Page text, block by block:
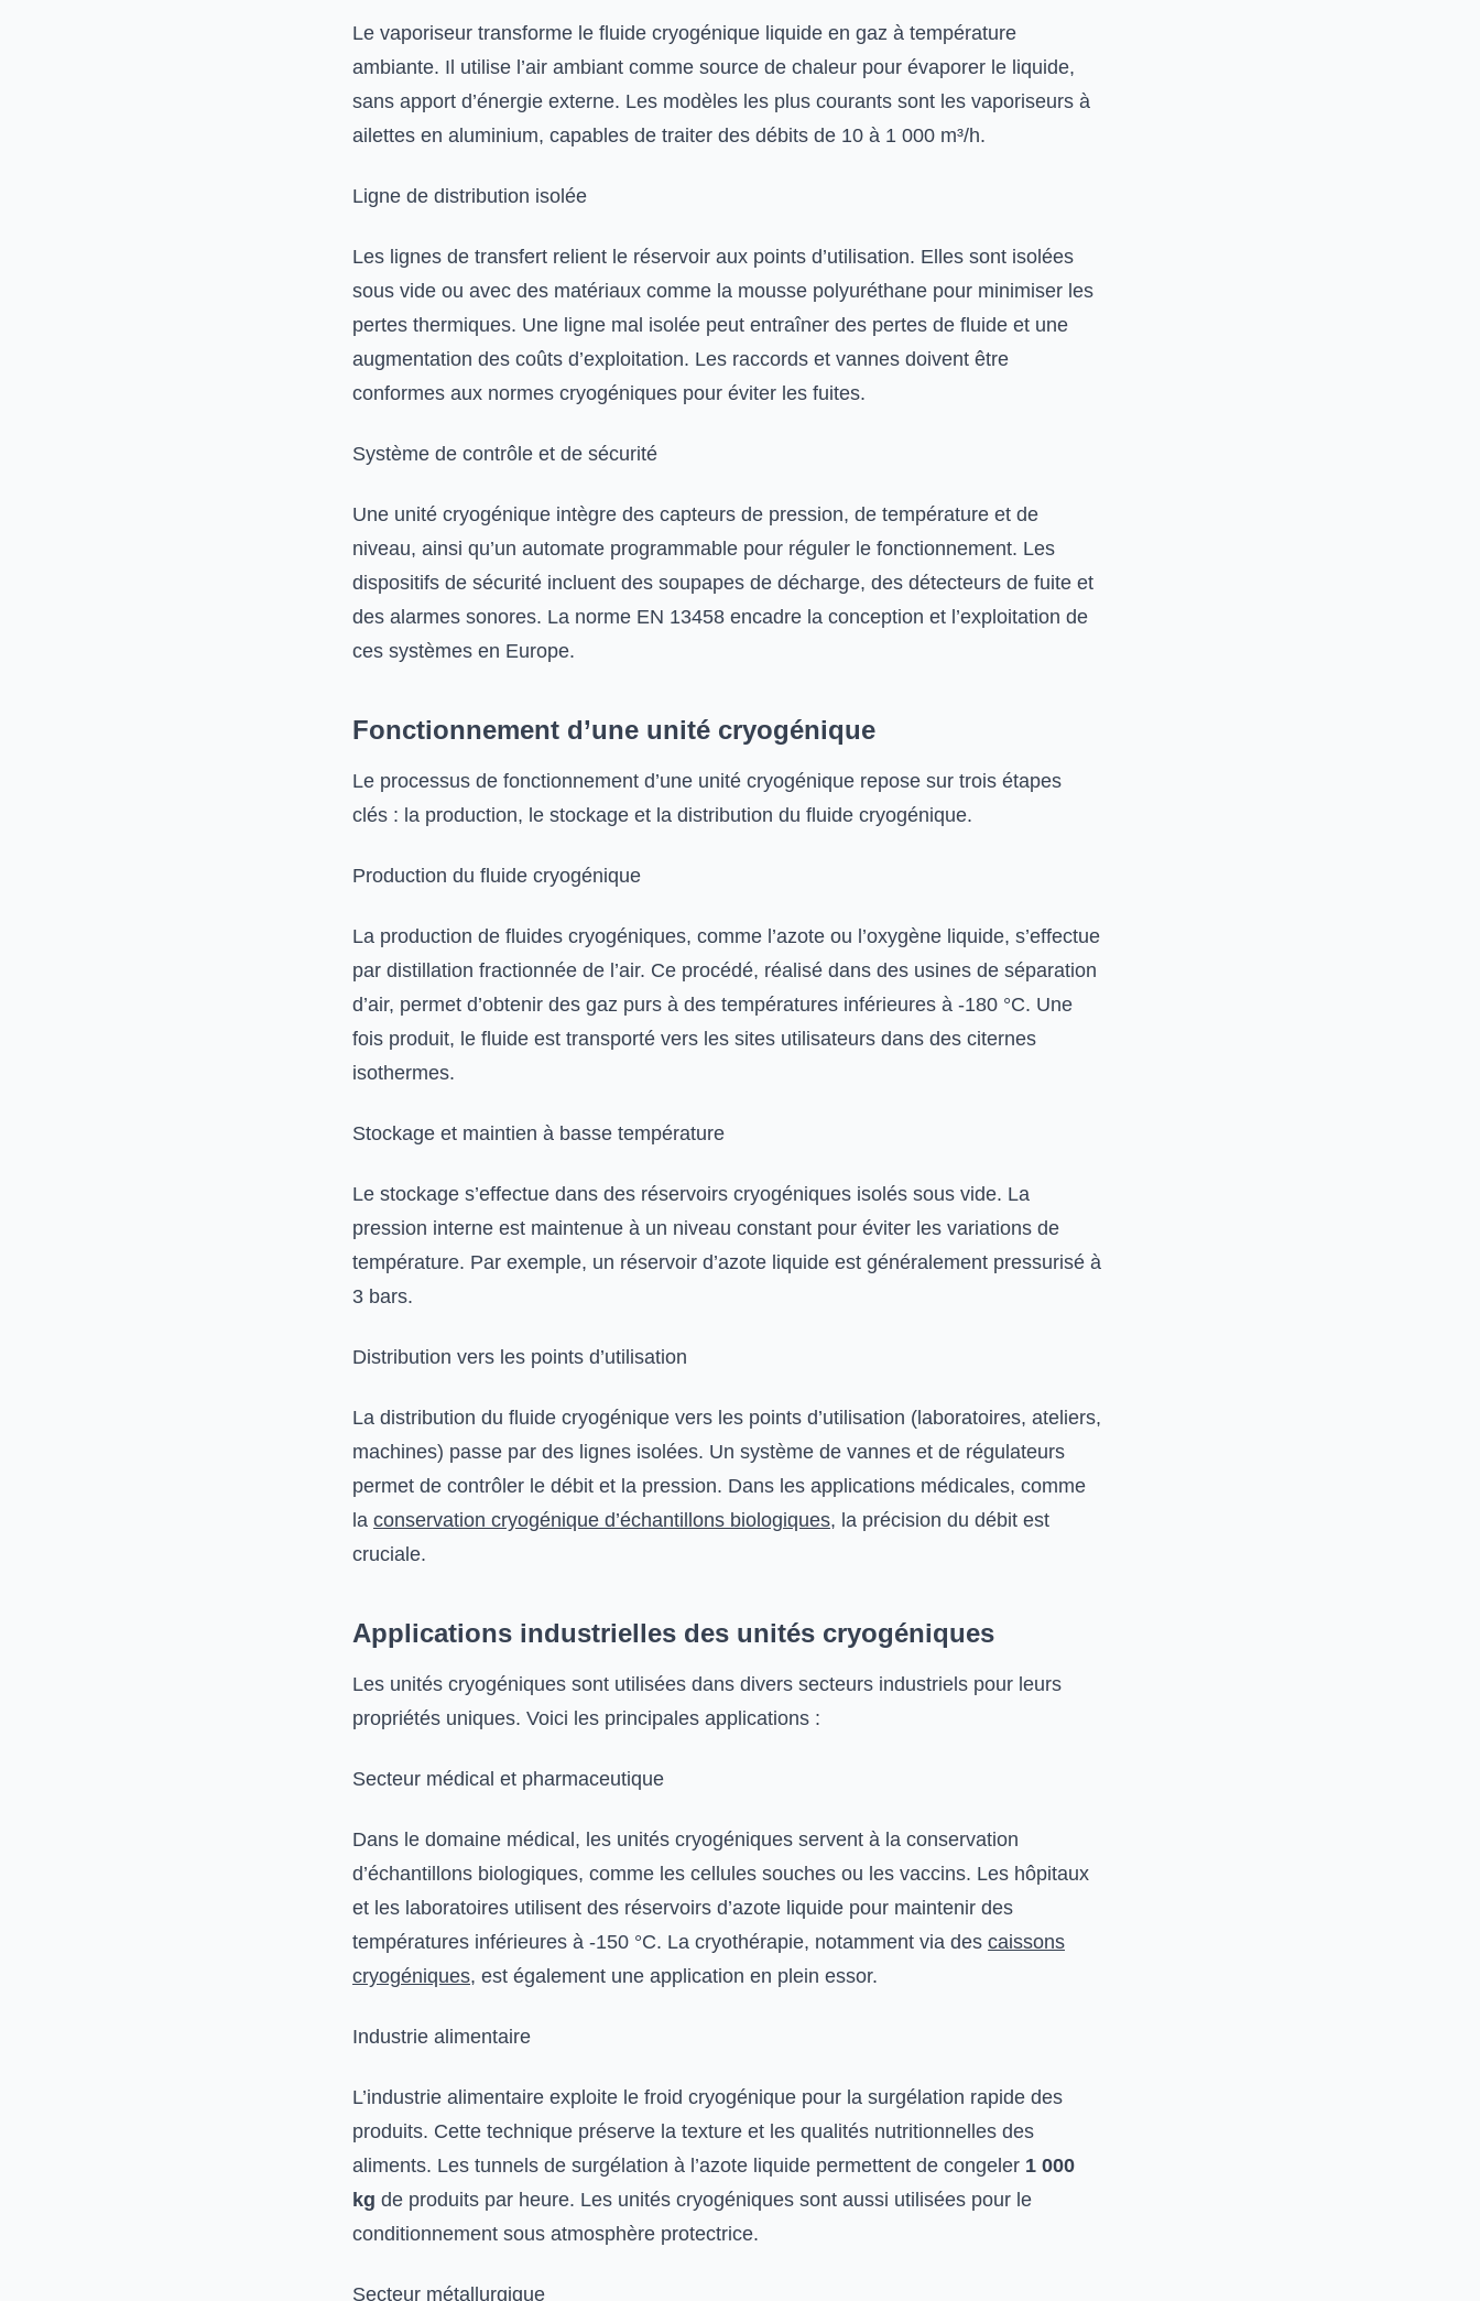
Le vaporiseur transforme le fluide cryogénique liquide en gaz à température
ambiante. Il utilise l’air ambiant comme source de chaleur pour évaporer le liquide,
sans apport d’énergie externe. Les modèles les plus courants sont les vaporiseurs à
ailettes en aluminium, capables de traiter des débits de 10 à 1 000 m³/h.
Ligne de distribution isolée
Les lignes de transfert relient le réservoir aux points d’utilisation. Elles sont isolées
sous vide ou avec des matériaux comme la mousse polyuréthane pour minimiser les
pertes thermiques. Une ligne mal isolée peut entraîner des pertes de fluide et une
augmentation des coûts d’exploitation. Les raccords et vannes doivent être
conformes aux normes cryogéniques pour éviter les fuites.
Système de contrôle et de sécurité
Une unité cryogénique intègre des capteurs de pression, de température et de
niveau, ainsi qu’un automate programmable pour réguler le fonctionnement. Les
dispositifs de sécurité incluent des soupapes de décharge, des détecteurs de fuite et
des alarmes sonores. La norme EN 13458 encadre la conception et l’exploitation de
ces systèmes en Europe.
Fonctionnement d’une unité cryogénique
Le processus de fonctionnement d’une unité cryogénique repose sur trois étapes
clés : la production, le stockage et la distribution du fluide cryogénique.
Production du fluide cryogénique
La production de fluides cryogéniques, comme l’azote ou l’oxygène liquide, s’effectue
par distillation fractionnée de l’air. Ce procédé, réalisé dans des usines de séparation
d’air, permet d’obtenir des gaz purs à des températures inférieures à -180 °C. Une
fois produit, le fluide est transporté vers les sites utilisateurs dans des citernes
isothermes.
Stockage et maintien à basse température
Le stockage s’effectue dans des réservoirs cryogéniques isolés sous vide. La
pression interne est maintenue à un niveau constant pour éviter les variations de
température. Par exemple, un réservoir d’azote liquide est généralement pressurisé à
3 bars.
Distribution vers les points d’utilisation
La distribution du fluide cryogénique vers les points d’utilisation (laboratoires, ateliers,
machines) passe par des lignes isolées. Un système de vannes et de régulateurs
permet de contrôler le débit et la pression. Dans les applications médicales, comme
la conservation cryogénique d’échantillons biologiques, la précision du débit est
cruciale.
Applications industrielles des unités cryogéniques
Les unités cryogéniques sont utilisées dans divers secteurs industriels pour leurs
propriétés uniques. Voici les principales applications :
Secteur médical et pharmaceutique
Dans le domaine médical, les unités cryogéniques servent à la conservation
d’échantillons biologiques, comme les cellules souches ou les vaccins. Les hôpitaux
et les laboratoires utilisent des réservoirs d’azote liquide pour maintenir des
températures inférieures à -150 °C. La cryothérapie, notamment via des caissons
cryogéniques, est également une application en plein essor.
Industrie alimentaire
L’industrie alimentaire exploite le froid cryogénique pour la surgélation rapide des
produits. Cette technique préserve la texture et les qualités nutritionnelles des
aliments. Les tunnels de surgélation à l’azote liquide permettent de congeler 1 000
kg de produits par heure. Les unités cryogéniques sont aussi utilisées pour le
conditionnement sous atmosphère protectrice.
Secteur métallurgique